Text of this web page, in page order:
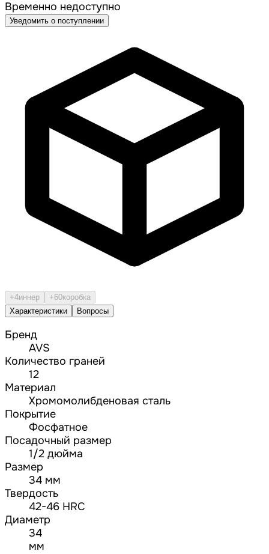
Временно недоступно
Уведомить о поступлении
+4иннер +60коробка
Характеристики
Вопросы
Бренд
AVS
Количество граней
12
Материал
Хромомолибденовая сталь
Покрытие
Фосфатное
Посадочный размер
1/2 дюйма
Размер
34 мм
Твердость
42-46 HRC
Диаметр
34
мм